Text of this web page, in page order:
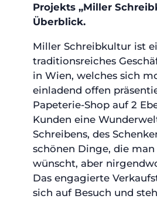
Projekts „Miller
Überblick.
Miller Schreibkultur ist
traditionsreiches
in Wien, welches sich
einladend offen
Papeterie-Shop auf 2
Kunden eine
Schreibens, des
schönen Dinge, die man
wünscht, aber
Das engagierte
sich auf Besuch und